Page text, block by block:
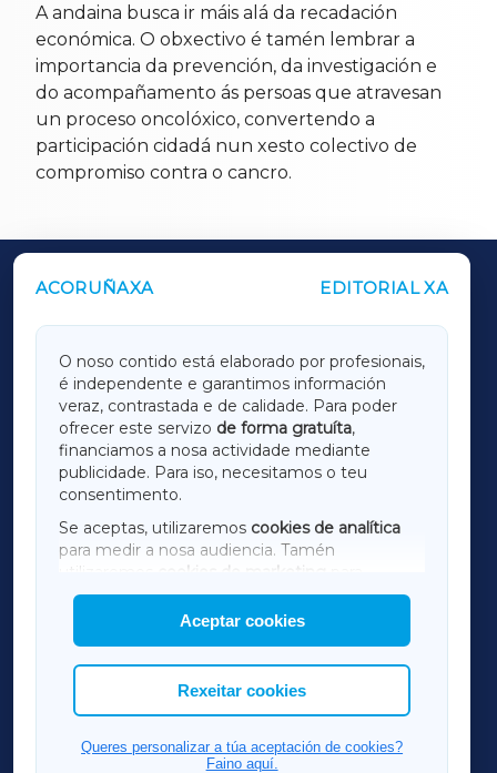
A andaina busca ir máis alá da recadación
económica. O obxectivo é tamén lembrar a
importancia da prevención, da investigación e
do acompañamento ás persoas que atravesan
un proceso oncolóxico, convertendo a
participación cidadá nun xesto colectivo de
compromiso contra o cancro.
ACORUÑAXA EDITORIAL XA
O noso contido está elaborado por profesionais,
é independente e garantimos información
veraz, contrastada e de calidade. Para poder
ofrecer este servizo de forma gratuíta,
financiamos a nosa actividade mediante
publicidade. Para iso, necesitamos o teu
consentimento.
Se aceptas, utilizaremos cookies de analítica
para medir a nosa audiencia. Tamén
utilizaremos
cookies de marketing
mostrar publicidade de terceiros.
Así mesmo, podes personalizar a elección das
cookies que desexas permitir.
Aceptar cookies
Rexeitar cookies
Queres personalizar a túa aceptación de cookies?
Faino aquí.
OUTROS PERIÓDICOS
LUGOXA
TERRACHAXA
AMARIÑAXA
RIBEIRASACRAXA
ACORUÑAXA
FERROLXA